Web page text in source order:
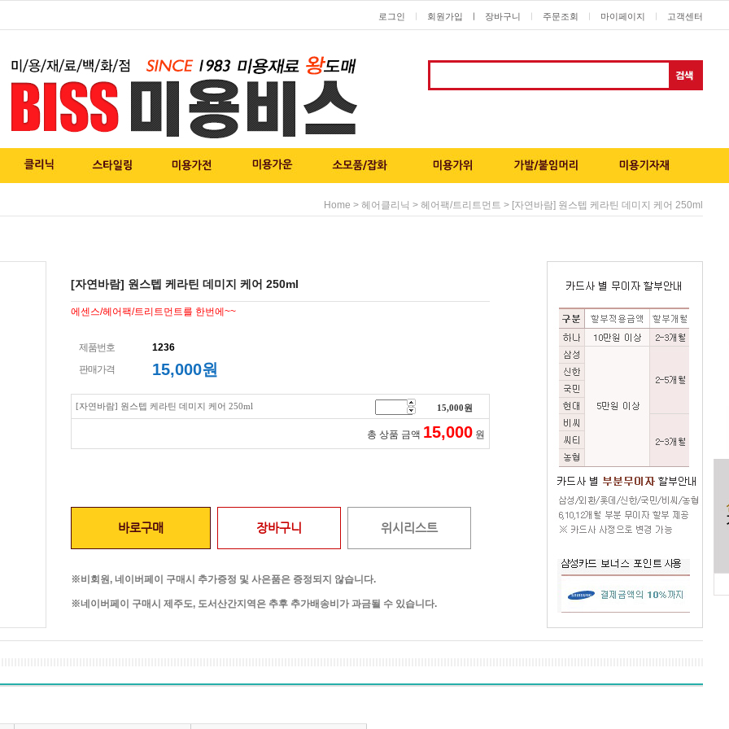
로그인 회원가입 ㅣ 장바구니 주문조회 마이페이지 고객센터
Home > 헤어클리닉 > 헤어팩/트리트먼트 > [자연바람] 원스텝 케라틴 데미지 케어 250ml
[자연바람] 원스텝 케라틴 데미지 케어 250ml
에센스/헤어팩/트리트먼트를 한번에~~
제품번호
1236
판매가격
15,000원
[자연바람] 원스텝 케라틴 데미지 케어 250ml 15,000원
총 상품 금액 15,000 원
바로구매 장바구니 위시리스트
※비회원, 네이버페이 구매시 추가증정 및 사은품은 증정되지 않습니다.
※네이버페이 구매시 제주도, 도서산간지역은 추후 추가배송비가 과금될 수 있습니다.